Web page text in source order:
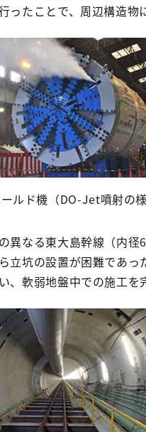
ったことで、周辺構造物
ルド機（DO-Jet噴射の様
異なる東大島幹線（内
立坑の設置が困難であ
、軟弱地盤中での施工を